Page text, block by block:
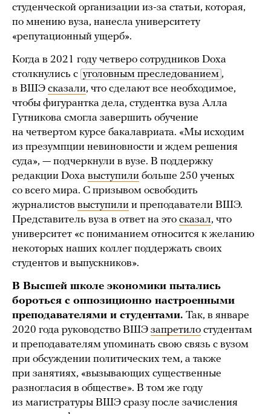
студенческой организации из-за статьи, которая,
по мнению вуза, нанесла университету
«репутационный ущерб».
Когда в 2021 году четверо сотрудников Doxa
столкнулись с уголовным преследованием ,
в ВШЭ сказали, что сделают все необходимое,
чтобы фигурантка дела, студентка вуза Алла
Гутникова смогла завершить обучение
на четвертом курсе бакалавриата. «Мы исходим
из презумпции невиновности и ждем решения
суда», — подчеркнули в вузе. В поддержку
редакции Doxa выступили больше 250 ученых
со всего мира. С призывом освободить
журналистов выступили и преподаватели ВШЭ.
Представитель вуза в ответ на это сказал, что
университет «с пониманием относится к желанию
некоторых наших коллег поддержать своих
студентов и выпускников».
В Высшей школе экономики пытались
бороться с оппозиционно настроенными
преподавателями и студентами. Так, в январе
2020 года руководство ВШЭ запретило студентам
и преподавателям упоминать свою связь с вузом
при обсуждении политических тем, а также
при занятиях, «вызывающих существенные
разногласия в обществе». В том же году
из магистратуры ВШЭ сразу после зачисления